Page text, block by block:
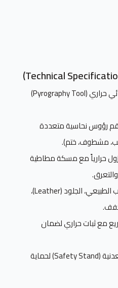
قلم حرق كهربائي حراري (Pyrography Tool)
رؤوس نحاسية متعددة
حرارياً مع مسكة مطاطية
الخشب الطبيعي، الجلود (Leather)،
مع ثبات حراري لضمان
قاعدة ارتكاز معدنية (Safety Stand) لحماية